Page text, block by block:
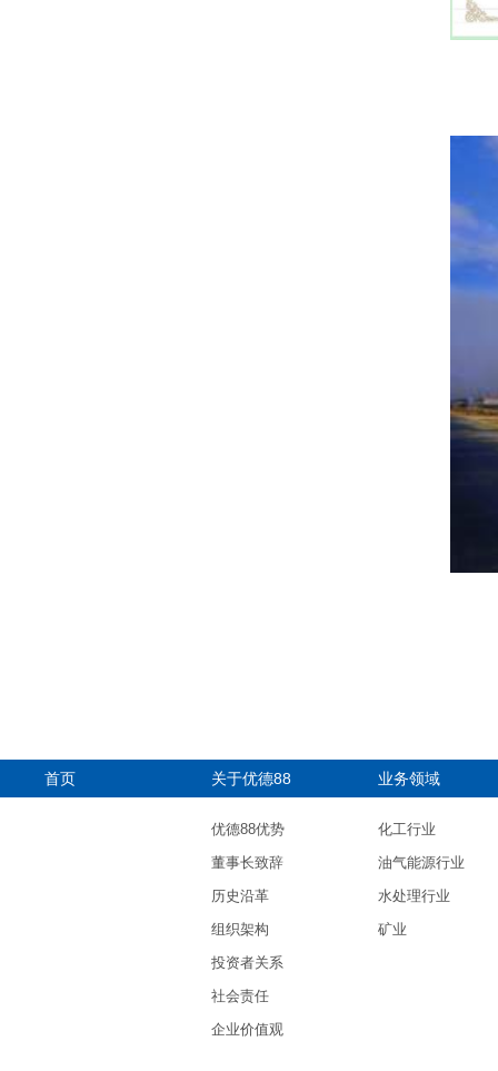
首页 关于优德88
优德88优势
董事长致辞
历史沿革
组织架构
投资者关系
社会责任
企业价值观
业务领域
化工行业
油气能源行业
水处理行业
矿业